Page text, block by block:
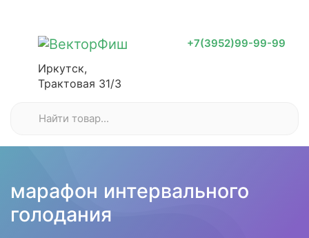
+7(3952)99-99-99
Иркутск,
Трактовая 31/3
марафон интервального
голодания